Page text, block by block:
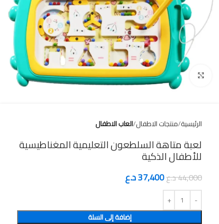
Click to enlarge
الرئيسية منتجات الاطفال العاب الاطفال
لعبة متاهة السلطعون التعليمية المغناطيسية
للأطفال الذكية
44,000د.ع37,400د.ع
إضافة إلى السلة